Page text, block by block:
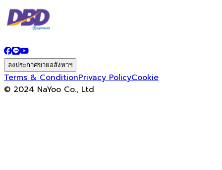
ลงประกาศขายอสังหาฯ
Terms & ConditionPrivacy PolicyCookie
© 2024 NaYoo Co., Ltd